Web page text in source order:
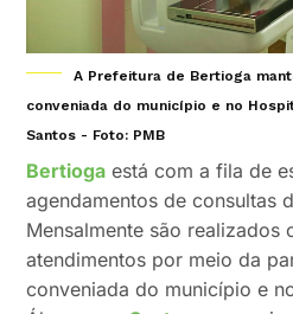
A Prefeitura de Bertioga
conveniada do município e no
Santos - Foto: PMB
Bertioga está com a fila de
agendamentos de consultas
Mensalmente são realizados
atendimentos por meio da
conveniada do município e